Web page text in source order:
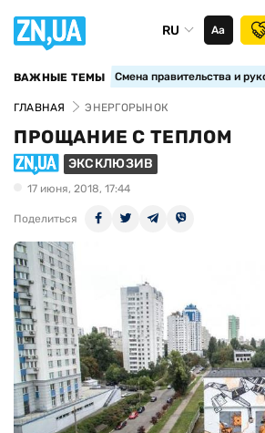
RU Аа
ВАЖНЫЕ ТЕМЫ Смена правительства и
ГЛАВНАЯ ЭНЕРГОРЫНОК
ПРОЩАНИЕ С ТЕПЛОМ
ЭКСКЛЮЗИВ
17 июня, 2018, 17:44
Поделиться